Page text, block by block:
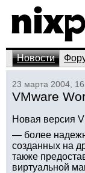
Новости
23 марта 2004,
VMware
Новая версия
— более
созданных на
также
виртуальной